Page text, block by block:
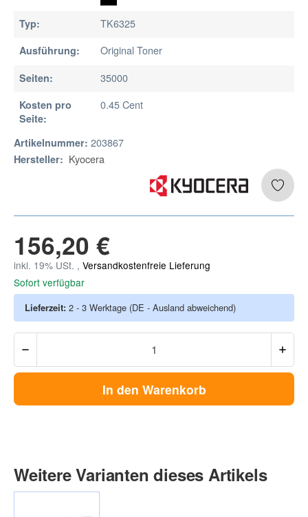
Typ: TK6325
Ausführung: Original Toner
Seiten: 35000
Kosten pro
Seite:
0.45 Cent
Artikelnummer: 203867
Hersteller: Kyocera
156,20 €
inkl. 19% USt. , Versandkostenfreie Lieferung
Sofort verfügbar
Lieferzeit: 2 - 3 Werktage (DE - Ausland abweichend)
In den Warenkorb
Weitere Varianten dieses Artikels